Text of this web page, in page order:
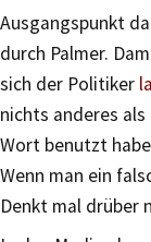
Ausgangspunkt
durch Palmer.
sich der Politiker
nichts anderes
Wort benutzt
Wenn man ein
Denkt mal drüber